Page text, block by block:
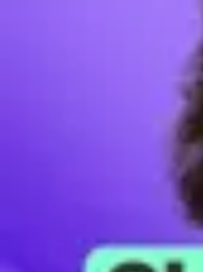
Erstellen Sie Videos online –
Animierter Textersteller